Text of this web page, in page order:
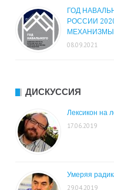
ГОД
РОССИИ
08.09.2021
ДИСКУССИЯ
Лексикон на
17.06.2019
Умеряя
29.04.2019